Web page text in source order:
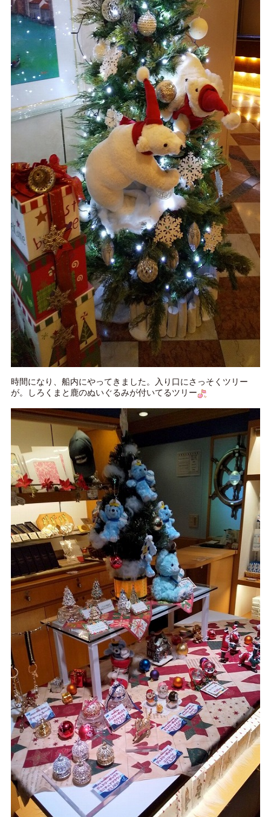
時間になり、船内にやってきました。入り口にさっそくツリー
が。しろくまと鹿のぬいぐるみが付いてるツリー